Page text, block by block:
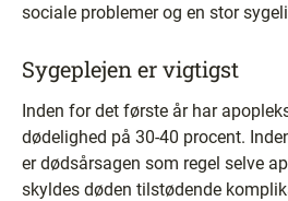
sociale problemer og en stor
Sygeplejen er vigtigst
Inden for det første år har
dødelighed på 30-40 procent.
er dødsårsagen som regel selve
skyldes døden tilstødende